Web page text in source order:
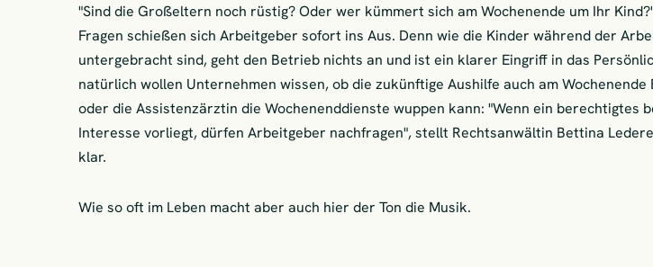
"Sind die Großeltern noch rüstig? Oder wer kümmert sich am Wochenende um Ihr
Fragen schießen sich Arbeitgeber sofort ins Aus. Denn wie die Kinder während der
untergebracht sind, geht den Betrieb nichts an und ist ein klarer Eingriff in das
natürlich wollen Unternehmen wissen, ob die zukünftige Aushilfe auch am
oder die Assistenzärztin die Wochenenddienste wuppen kann: "Wenn ein berechtigtes
Interesse vorliegt, dürfen Arbeitgeber nachfragen", stellt Rechtsanwältin Bettina
klar.
Wie so oft im Leben macht aber auch hier der Ton die Musik.